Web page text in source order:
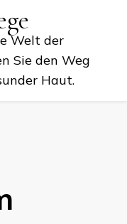
Welt der
Sie den Weg
Haut.